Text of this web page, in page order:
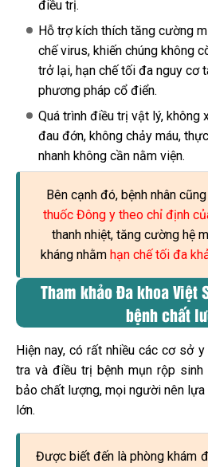
điều trị.
Hỗ trợ kích thích tăng cường
chế virus, khiến chúng không
trở lại, hạn chế tối đa nguy cơ
phương pháp cổ điển.
Quá trình điều trị vật lý, không
đau đớn, không chảy máu,
nhanh không cần nằm viện.
Bên cạnh đó, bệnh nhân
thuốc Đông y theo chỉ định
thanh nhiệt, tăng cường hệ
kháng nhằm hạn chế tối đa
Tham khảo Đa khoa Việt
bệnh chất
Hiện nay, có rất nhiều các cơ sở
tra và điều trị bệnh mụn rộp sinh
bảo chất lượng, mọi người nên
lớn.
Được biết đến là phòng khám